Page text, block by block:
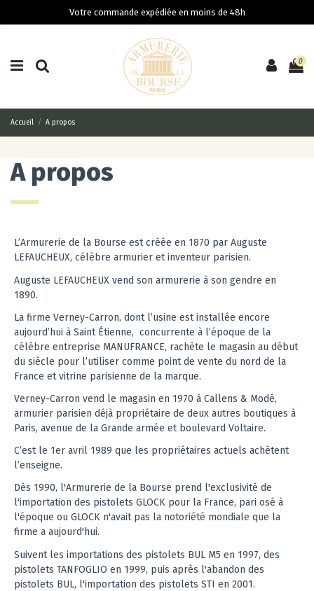
Votre commande expédiée en moins de 48h
0
Accueil A propos
A propos
L’Armurerie de la Bourse est créée en 1870 par Auguste
LEFAUCHEUX, célèbre armurier et inventeur parisien.
Auguste LEFAUCHEUX vend son armurerie à son gendre en
1890.
La firme Verney-Carron, dont l’usine est installée encore
aujourd’hui à Saint Étienne, concurrente à l’époque de la
célèbre entreprise MANUFRANCE, rachète le magasin au début
du siècle pour l’utiliser comme point de vente du nord de la
France et vitrine parisienne de la marque.
Verney-Carron vend le magasin en 1970 à Callens & Modé,
armurier parisien déjà propriétaire de deux autres boutiques à
Paris, avenue de la Grande armée et boulevard Voltaire.
C’est le 1er avril 1989 que les propriétaires actuels achètent
l’enseigne.
Dès 1990, l'Armurerie de la Bourse prend l'exclusivité de
l'importation des pistolets GLOCK pour la France, pari osé à
l'époque ou GLOCK n'avait pas la notoriété mondiale que la
firme a aujourd'hui.
Suivent les importations des pistolets BUL M5 en 1997, des
pistolets TANFOGLIO en 1999, puis après l'abandon des
pistolets BUL, l'importation des pistolets STI en 2001.